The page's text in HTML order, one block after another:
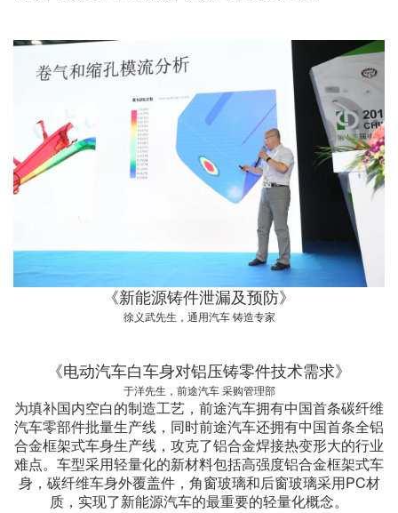
《新能源铸件泄漏及预防》
徐义武先生，通用汽车 铸造专家
《电动汽车白车身对铝压铸零件技术需求》
于洋先生，前途汽车 采购管理部
为填补国内空白的制造工艺，前途汽车拥有中国首条碳纤维
汽车零部件批量生产线，同时前途汽车还拥有中国首条全铝
合金框架式车身生产线，攻克了铝合金焊接热变形大的行业
难点。车型采用轻量化的新材料包括高强度铝合金框架式车
身，碳纤维车身外覆盖件，角窗玻璃和后窗玻璃采用PC材
质，实现了新能源汽车的最重要的轻量化概念。